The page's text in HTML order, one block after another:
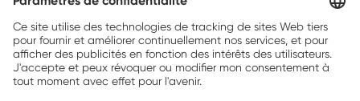
Brands, Inc.
Companion brands: